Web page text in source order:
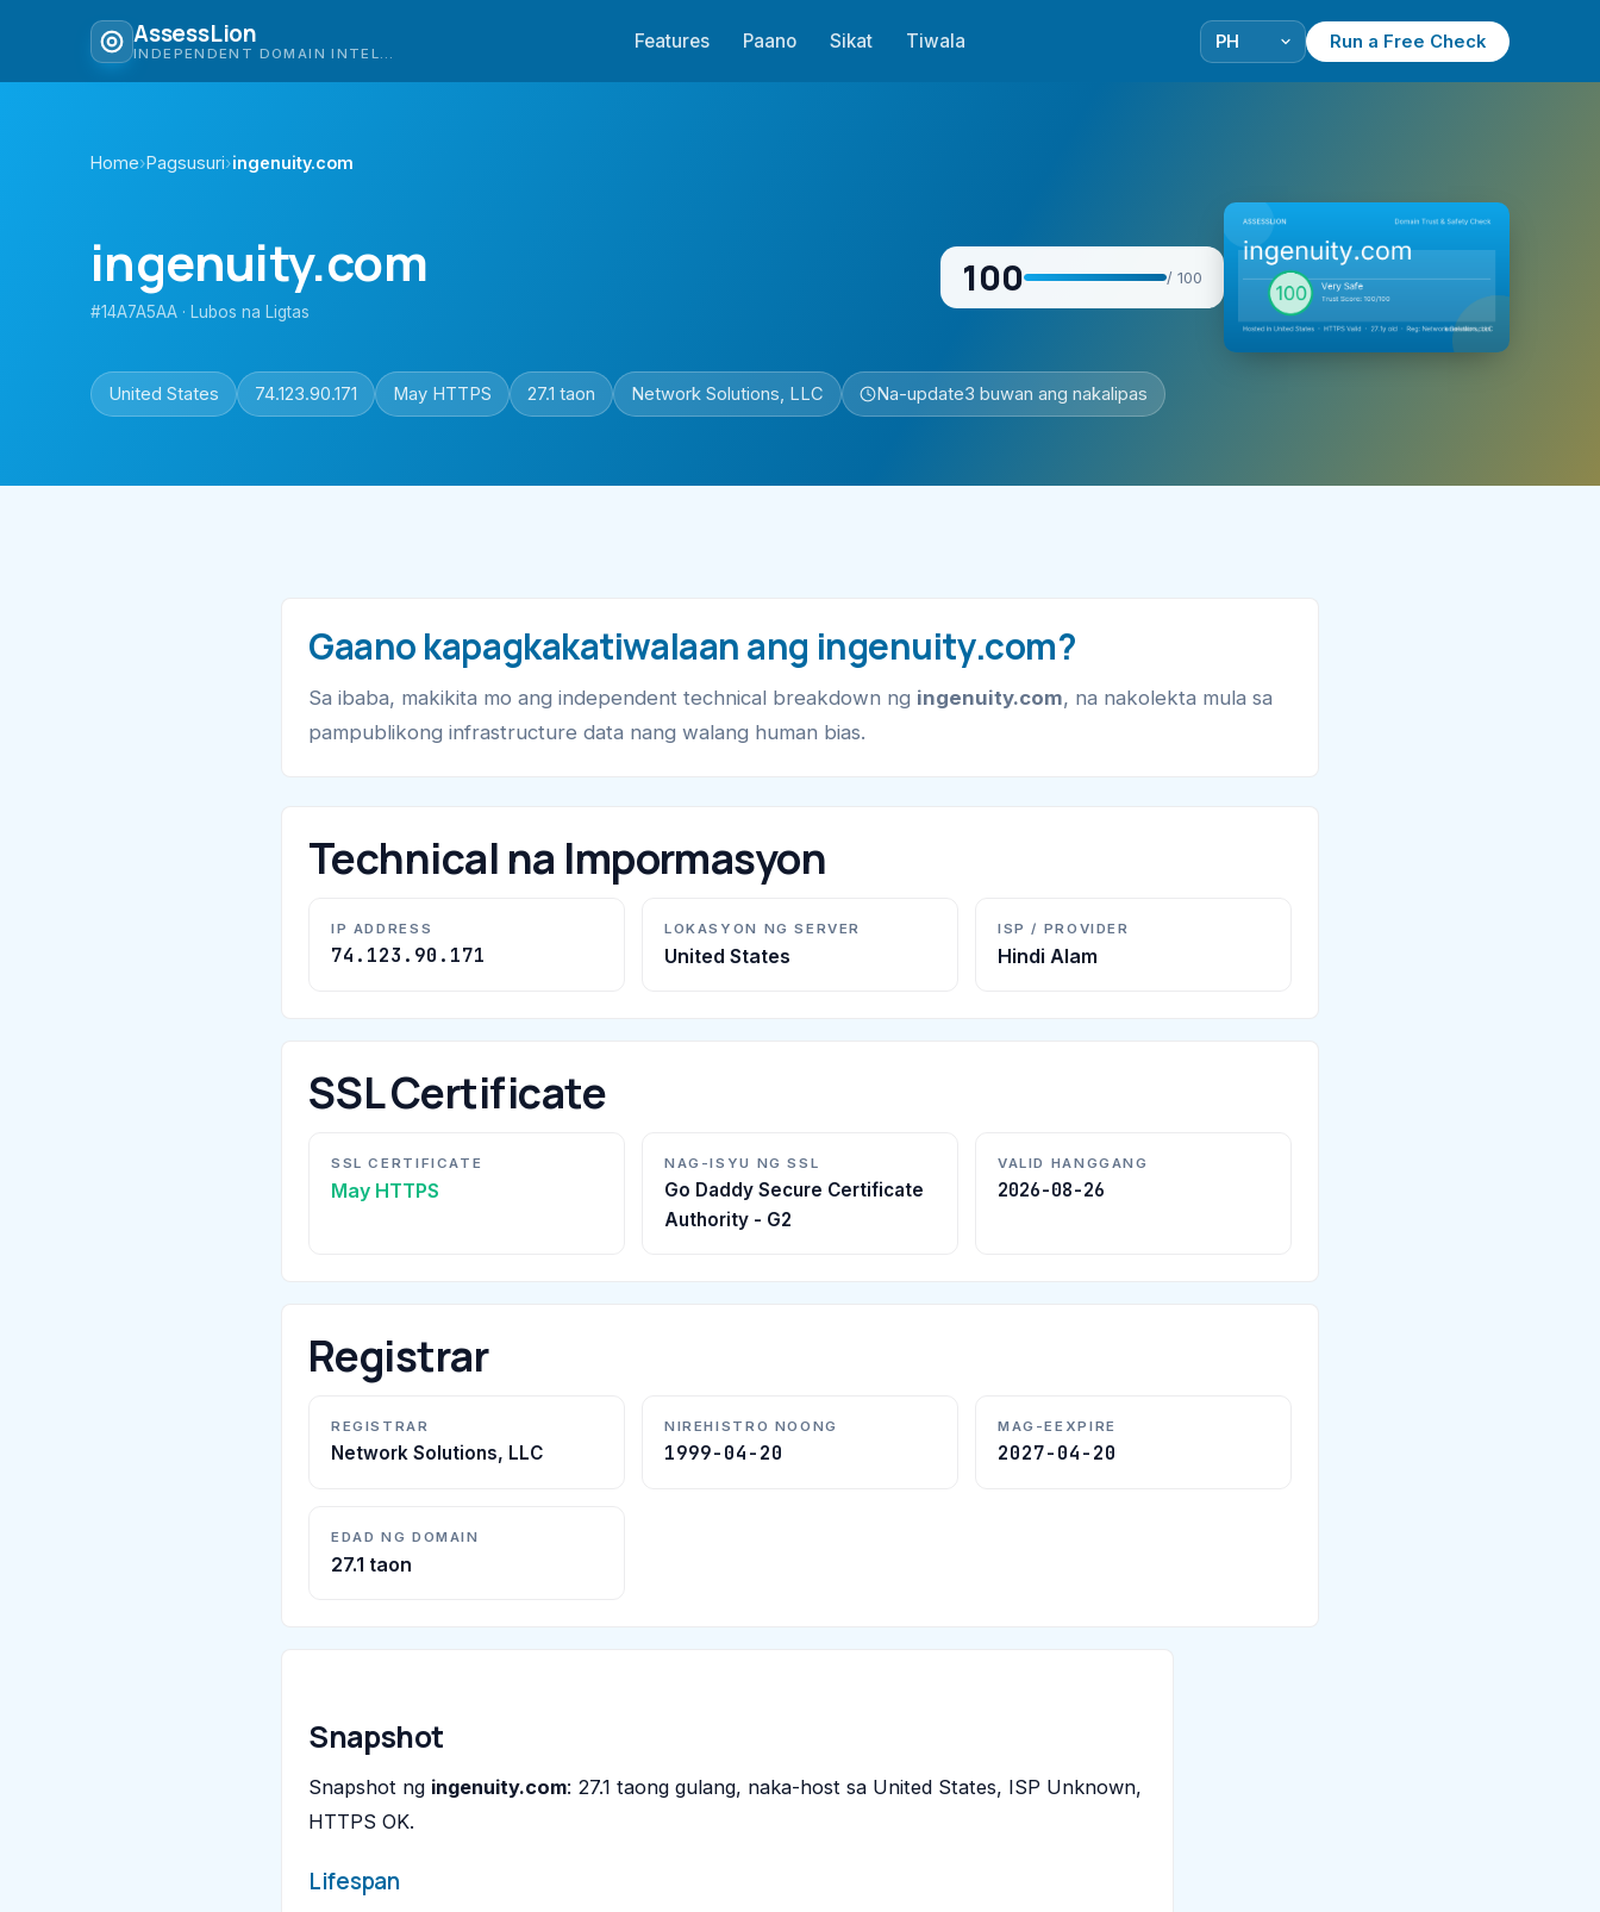
AssessLion Features Paano Sikat Tiwala Run a Free Check
Home›Pagsusuri›ingenuity.com
ingenuity.com
#14A7A5AA · Lubos na Ligtas
100 / 100
United States 74.123.90.171 May HTTPS 27.1 taon Network Solutions, LLC Na-update3 buwan ang nakalipas
Gaano kapagkakatiwalaan ang ingenuity.com?
Sa ibaba, makikita mo ang independent technical breakdown ng ingenuity.com, na nakolekta mula sa
pampublikong infrastructure data nang walang human bias.
Technical na Impormasyon
IP ADDRESS
74.123.90.171
LOKASYON NG SERVER
United States
ISP / PROVIDER
Hindi Alam
SSL Certificate
SSL CERTIFICATE
May HTTPS
NAG-ISYU NG SSL
Go Daddy Secure Certificate
Authority - G2
VALID HANGGANG
2026-08-26
Registrar
REGISTRAR
Network Solutions, LLC
NIREHISTRO NOONG
1999-04-20
MAG-EEXPIRE
2027-04-20
EDAD NG DOMAIN
27.1 taon
Snapshot
Snapshot ng ingenuity.com: 27.1 taong gulang, naka-host sa United States, ISP Unknown,
HTTPS OK.
Lifespan